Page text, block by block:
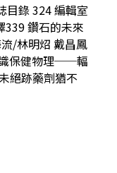
目錄 324 編輯室
339 鑽石的未來
/林明炤 戴昌鳳
保健物理──輻
絕跡藥劑猶不